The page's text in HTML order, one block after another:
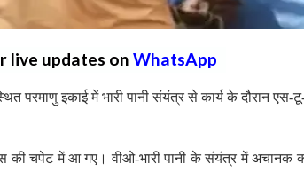
live updates on WhatsApp
परमाणु इकाई में भारी पानी संयंत्र से कार्य के दौरान
की चपेट में आ गए। वीओ-भारी पानी के संयंत्र में अचानक